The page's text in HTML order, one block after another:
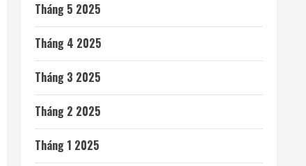
Tháng 5 2025
Tháng 4 2025
Tháng 3 2025
Tháng 2 2025
Tháng 1 2025